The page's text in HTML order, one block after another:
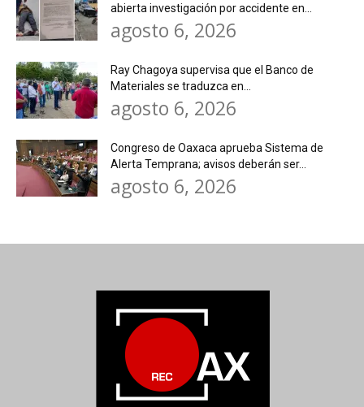
abierta investigación por accidente en...
agosto 6, 2026
Ray Chagoya supervisa que el Banco de
Materiales se traduzca en...
agosto 6, 2026
Congreso de Oaxaca aprueba Sistema de
Alerta Temprana; avisos deberán ser...
agosto 6, 2026